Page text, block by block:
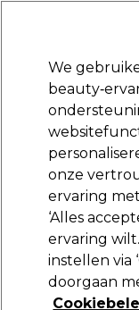
Merken Deals 🌟
Na
Haar
We
onze
ervaring
‘Alles
ervaring
instellen via
doorgaan